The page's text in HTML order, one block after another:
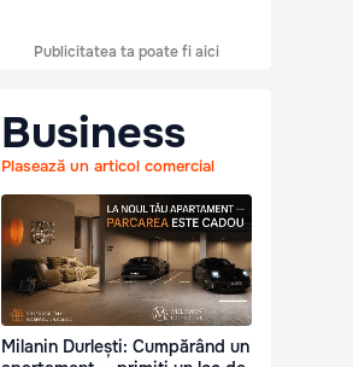
Publicitatea ta poate fi aici
Business
Plasează un articol comercial
Milanin Durlești: Cumpărând un